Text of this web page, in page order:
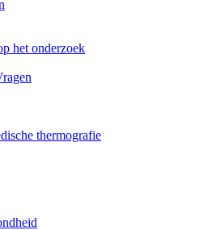
het onderzoek
thermografie